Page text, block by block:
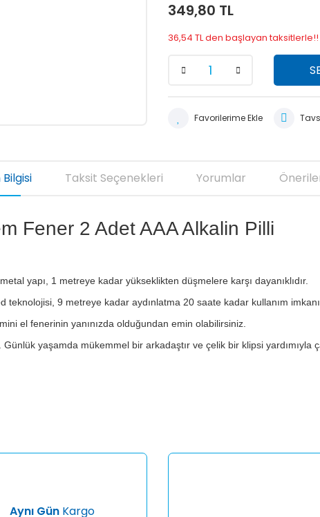
349,80 TL
36,54 TL den başlayan taksitlerle!!
Taksit Seçenekleri Yorumlar
Fener 2 Adet AAA Alkalin Pilli
yapı, 1 metreye kadar yükseklikten düşmelere karşı dayanıklıdır.
9 metreye kadar aydınlatma 20 saate kadar kullanım
el fenerinin yanınızda olduğundan emin olabilirsiniz.
Günlük yaşamda mükemmel bir arkadaştır ve çelik bir klipsi
Aynı GünKargo